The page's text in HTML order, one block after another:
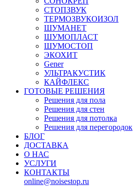
СТОПЗВУК
ТЕРМОЗВУКОИЗОЛ
ШУМАНЕТ
ШУМОПЛАСТ
ШУМОСТОП
ЭКОХИТ
Gener
УЛЬТРАКУСТИК
КАЙФЛЕКС
ГОТОВЫЕ РЕШЕНИЯ
Решения для пола
Решения для стен
Решения для потолка
Решения для перегородок
БЛОГ
ДОСТАВКА
О НАС
УСЛУГИ
КОНТАКТЫ
online@noisestop.ru